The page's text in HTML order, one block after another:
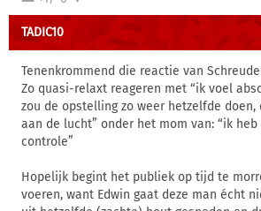
TADIC10
Tenenkrommend die reactie van
Zo quasi-relaxt reageren met “ik voel
zou de opstelling zo weer hetzelfde doen,
aan de lucht” onder het mom van: “ik
controle”
Hopelijk begint het publiek op tijd te
voeren, want Edwin gaat deze man écht